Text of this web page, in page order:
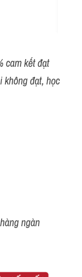
cam kết đạt
đạt, học
ngàn